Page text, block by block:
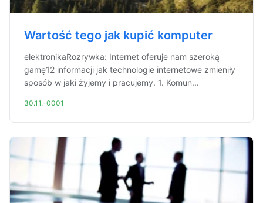
Wartość tego jak kupić komputer
elektronikaRozrywka: Internet oferuje nam szeroką
gamę12 informacji jak technologie internetowe zmieniły
sposób w jaki żyjemy i pracujemy. 1. Komun...
30.11.-0001